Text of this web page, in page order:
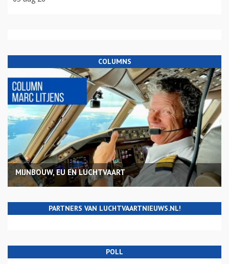
COLUMNS
MIJNBOUW, EU EN LUCHTVAART
PARTNERS VAN LUCHTVAARTNIEUWS.NL!
POLL